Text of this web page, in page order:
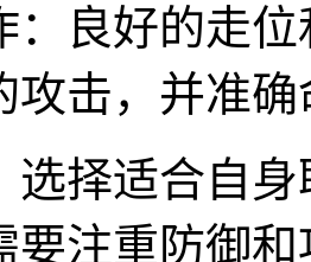
：良好的走
攻击，并准
选择适合自
要注重防御